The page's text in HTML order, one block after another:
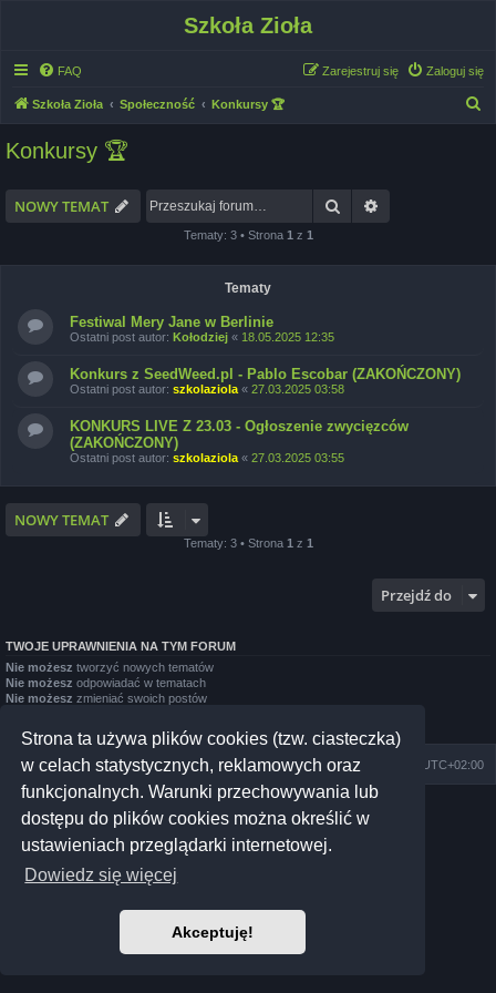
Strona ta używa plików cookies (tzw. ciasteczka)
w celach statystycznych, reklamowych oraz
funkcjonalnych. Warunki przechowywania lub
dostępu do plików cookies można określić w
ustawieniach przeglądarki internetowej.
Dowiedz się więcej
Akceptuję!
Szkoła Zioła
FAQ Zaloguj się
Zarejestruj się
Szkoła Zioła Społeczność Konkursy 🏆
Konkursy 🏆
NOWY TEMAT Szukaj
Tematy: 3 • Strona 1 z 1
Tematy
Festiwal Mery Jane w Berlinie
Ostatni post autor: Kołodziej « 18.05.2025 12:35
Konkurs z SeedWeed.pl - Pablo Escobar (ZAKOŃCZONY)
Ostatni post autor: szkolaziola « 27.03.2025 03:58
KONKURS LIVE Z 23.03 - Ogłoszenie zwycięzców
(ZAKOŃCZONY)
Ostatni post autor: szkolaziola « 27.03.2025 03:55
NOWY TEMAT
Tematy: 3 • Strona 1 z 1
Przejdź do
TWOJE UPRAWNIENIA NA TYM FORUM
Nie możesz tworzyć nowych tematów
Nie możesz odpowiadać w tematach
Nie możesz zmieniać swoich postów
Nie możesz
dodawać załączników
Szkoła Zioła Społeczność Strefa czasowa UTC+02:00
Technologię dostarcza phpBB
® Forum Software © phpBB Limited
Prosilver Dark Edition byPremium phpBB Styles
Polski pakiet językowy dostarczaphpBB.pl